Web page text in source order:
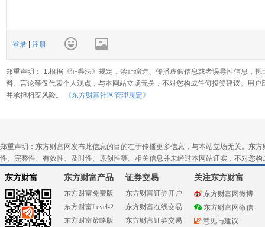
登录 注册
郑重声明： 1.根据《证券法》规定，禁止编造、传播虚假信息或者误导性信息，
料、言论等仅代表个人观点，与本网站立场无关，不对您构成任何投资建议。用
并承担相应风险。
《东方财富社区管理规定》
郑重声明：东方财富网发布此信息的目的在于传播更多信息，与本站立场无关。东
性、完整性、有效性、及时性、原创性等。相关信息并未经过本网站证实，不对您
东方财富 东方财富产品
东方财富免费版
东方财富Level-2
东方财富策略版
证券交易
东方财富证券开户
东方财富在线交易
东方财富证券交易
关注东方财富
东方财富网微博
东方财富网微信
意见与建议